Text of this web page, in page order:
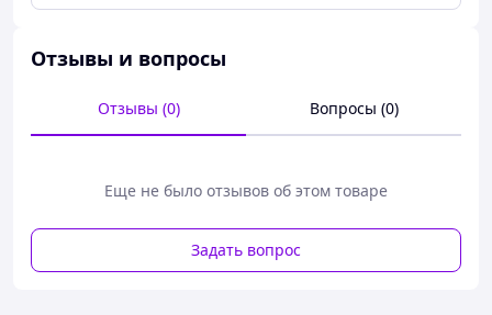
Отзывы и вопросы
Отзывы (0) Вопросы (0)
Еще не было отзывов об этом товаре
Задать вопрос